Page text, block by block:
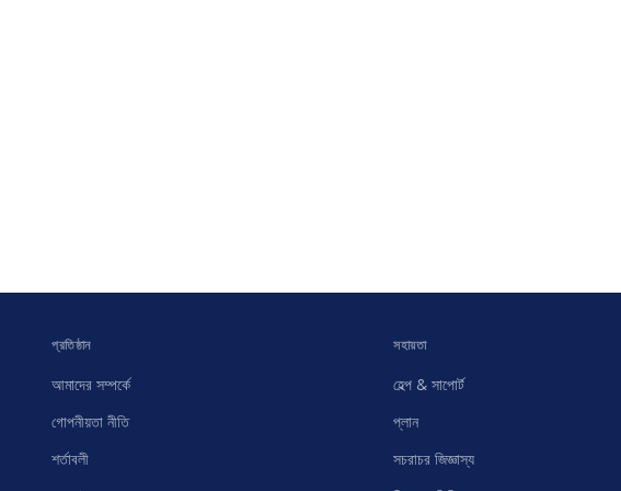
প্রতিষ্ঠান
আমাদের সম্পর্কে
গোপনীয়তা নীতি
শর্তাবলী
সহায়তা
হেল্প & সাপোর্ট
প্লান
সচরাচর জিজ্ঞাস্য